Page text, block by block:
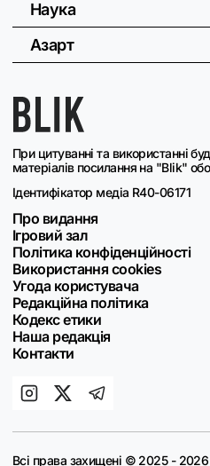
При цитуванні та використанні
матеріалів посилання на "Blik"
Ідентифікатор медіа R40-06171
Про видання
Ігровий зал
Політика конфіденційності
Використання cookies
Угода користувача
Редакційна політика
Кодекс етики
Наша редакція
Контакти
Наука
Азарт
Всі права захищені © 2025 -